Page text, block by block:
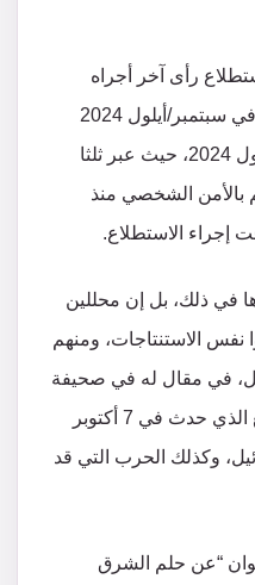
رأى آخر أجراه
المعهد الإسرائيلي للديمقراطية في سبتمبر/أيلول 2024
ونشر في غرة أكتوبر/تشرين الأول 2024، حيث عبر ثلثا
بالأمن الشخصي منذ
في ذلك، بل إن محللين
نفس الاستنتاجات، ومنهم
في مقال له في صحيفة
هآرتس، جاء فيه: “الفشل الذريع الذي حدث في 7 أكتوبر
وكذلك الحرب التي قد
“عن حلم الشرق